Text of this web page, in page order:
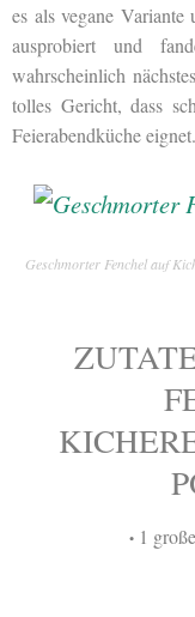
es als vegane
ausprobiert und
wahrscheinlich
tolles Gericht, dass
Feierabendküche
Geschmorter Fenchel auf
•1